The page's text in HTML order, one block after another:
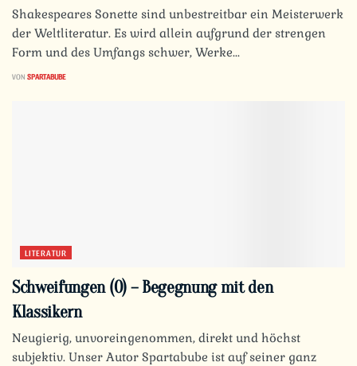
Shakespeares Sonette sind unbestreitbar ein Meisterwerk
der Weltliteratur. Es wird allein aufgrund der strengen
Form und des Umfangs schwer, Werke...
VON SPARTABUBE
LITERATUR
Schweifungen (0) – Begegnung mit den
Klassikern
Neugierig, unvoreingenommen, direkt und höchst
subjektiv. Unser Autor Spartabube ist auf seiner ganz